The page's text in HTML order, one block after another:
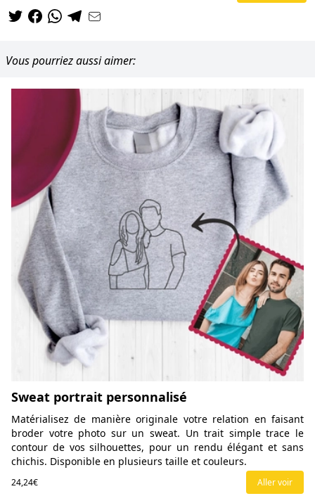
Vous pourriez aussi aimer:
Sweat portrait personnalisé
Matérialisez de manière originale votre relation en faisant
broder votre photo sur un sweat. Un trait simple trace le
contour de vos silhouettes, pour un rendu élégant et sans
chichis. Disponible en plusieurs taille et couleurs.
24,24€ Aller voir